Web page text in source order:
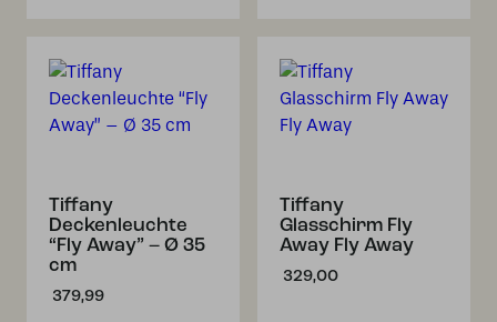
Tiffany
Deckenleuchte
“Fly Away” – Ø 35
cm
379,99
Tiffany
Glasschirm Fly
Away Fly Away
329,00